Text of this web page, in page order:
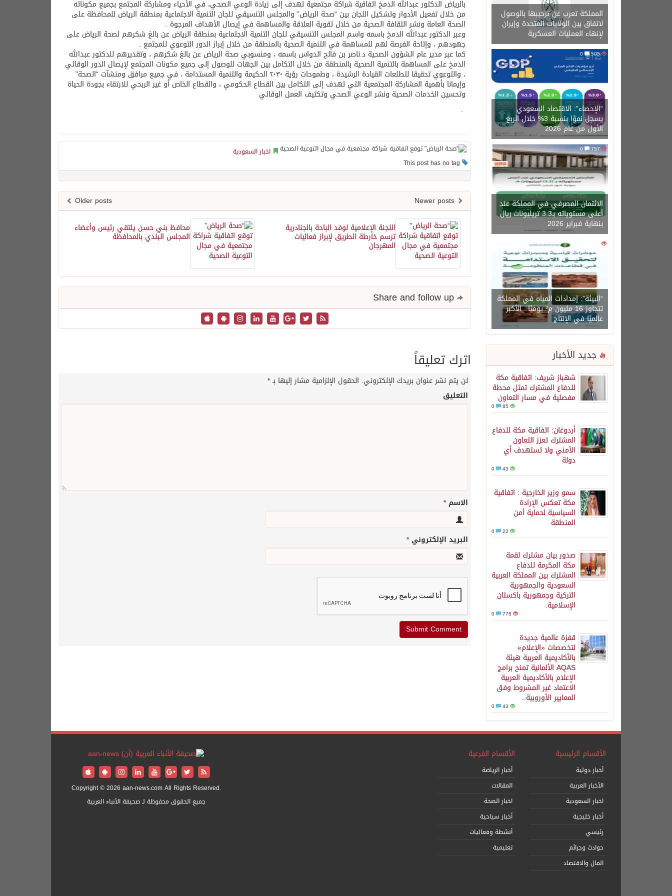
المملكة تعرب عن ترحيبها بالوصول
لاتفاق بين الولايات المتحدة وإيران
لإنهاء العمليات العسكرية
505
“الإحصاء”: الاقتصاد السعودي
يسجل نموًا بنسبة 3% خلال الربع
الأول من عام 2026
757
0
الائتمان المصرفي في المملكة عند
أعلى مستوياته بـ3.3 تريليونات ريال
بنهاية فبراير 2026
1450
“البيئة”: إمدادات المياه في المملكة
تتجاوز 16 مليون م³ يوميًا.. الأكبر
عالميًا في الإنتاج
جديد الأخبار
شهباز شريف: اتفاقية مكة
للدفاع المشترك تمثل محطة
مفصلية في مسار التعاون
85
أردوغان: اتفاقية مكة للدفاع
المشترك تعزز التعاون
الأمني ولا تستهدف أي
دولة
43
سمو وزير الخارجية : اتفاقية
مكة تعكس الإرادة
السياسية لحماية أمن
المنطقة
22
صدور بيان مشترك لقمة
مكة المكرمة للدفاع
المشترك بين المملكة العربية
السعودية والجمهورية
التركية وجمهورية باكستان
الإسلامية.
778
قفزة عالمية جديدة
لتخصصات «الإعلام»
بالأكاديمية العربية هيئة
AQAS الألمانية تمنح برامج
الإعلام بالأكاديمية العربية
الاعتماد غير المشروط وفق
المعايير الأوروبية..
43
بالرياض الدكتور عبدالله الدمخ اتفاقية شراكة مجتمعية تهدف إلى زيادة الوعي الصحي، في الأحياء ومشاركة المجتمع بجميع مكوناته
من خلال تفعيل الأدوار وتشكيل اللجان بين “صحة الرياض” والمجلس التنسيقي للجان التنمية الاجتماعية بمنطقة الرياض للمحافظة على
الصحة العامة ونشر الثقافة الصحية من خلال تقوية العلاقة والمساهمة في إيصال الأهداف المرجوة .
وعبر الدكتور عبدالله الدمخ باسمه واسم المجلس التنسيقي للجان التنمية الاجتماعية بمنطقة الرياض عن بالغ شكرهم لصحة الرياض على
جهودهم ، وإتاحة الفرصة لهم للمساهمة في التنمية الصحية بالمنطقة من خلال إبراز الدور التوعوي للمجتمع .
كما عبر مدير عام الشؤون الصحية د.ناصر بن فالح الدواس باسمه ، ومنسوبي صحة الرياض عن بالغ شكرهم ، وتقديرهم للدكتور عبدالله
الدمخ على المساهمة بالتنمية الصحية بالمنطقة من خلال التكامل بين الجهات للوصول إلى جميع مكونات المجتمع لإيصال الدور الوقائي
، والتوعوي تحقيقا لتطلعات القيادة الرشيدة ، وطموحات رؤية ٢٠٣٠ الحكيمة والتنمية المستدامة ، في جميع مرافق ومنشآت “الصحة”
وإيمانا بأهمية المشاركة المجتمعية التي تهدف إلى التكامل بين القطاع الحكومي ، والقطاع الخاص أو غير الربحي للارتقاء بجودة الحياة
وتحسين الخدمات الصحية ونشر الوعي الصحي وتكثيف العمل الوقائي
.
اخبار السعودية
Older posts
محافظ بني حسن يلتقي رئيس وأعضاء
المجلس البلدي بالمحافظة
اللجنة الإعلامية لوفد الباحة بالجنادرية
ترسم خارطة الطريق لإبراز فعاليات
المهرجان
اترك تعليقاً
لن يتم نشر عنوان بريدك الإلكتروني. الحقول الإلزامية مشار إليها بـ*
التعليق
الاسم*
البريد الإلكتروني*
الأقسام الرئيسية
أخبار دولية
الأخبار العربية
اخبار السعودية
أخبار خليجية
رئيسي
حوادث وجرائم
المال والاقتصاد
الأقسام الفرعية
أخبار الرياضة
المقالات
اخبار الصحة
أخبار سياحية
أنشطة وفعاليات
تعليمية
Copyright © 2026 aan-news.com All Rights Reserved.
جميع الحقوق محفوظة لـ صحيفة الأنباء العربية